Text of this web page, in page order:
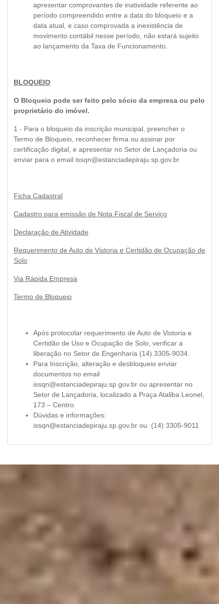
apresentar comprovantes de inatividade referente ao
período compreendido entre a data do bloqueio e a
data atual, e caso comprovada a inexistência de
movimento contábil nesse período, não estará sujeito
ao lançamento da Taxa de Funcionamento.
BLOQUEIO
O Bloqueio pode ser feito pelo sócio da empresa ou pelo
proprietário do imóvel.
1 - Para o bloqueio da inscrição municipal, preencher o
Termo de Bloqueio , reconhecer firma ou assinar por
certificação digital, e apresentar no Setor de Lançadoria ou
enviar para o email issqn@estanciadepiraju.sp.gov.br
Ficha Cadastral
Cadastro para emissão de Nota Fiscal de Serviço
Declaração de Atividade
Requerimento de Auto de Vistoria e Certidão de Ocupação de
Solo
Via Rápida Empresa
Termo de Bloqueio
Após protocolar requerimento de Auto de Vistoria e
Certidão de Uso e Ocupação de Solo, verificar a
liberação no Setor de Engenharia (14) 3305-9034.
Para Inscrição, alteração e desbloqueio enviar
documentos no email
issqn@estanciadepiraju.sp.gov.br ou apresentar no
Setor de Lançadoria, localizado a Praça Ataliba Leonel,
173 – Centro.
Dúvidas e informações:
issqn@estanciadepiraju.sp.gov.br ou (14) 3305-9011